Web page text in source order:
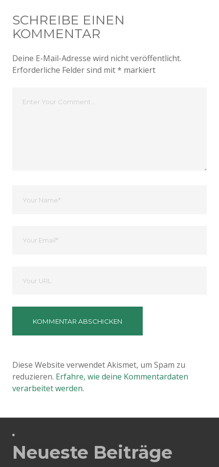
SCHREIBE EINEN
KOMMENTAR
Deine E-Mail-Adresse wird nicht veröffentlicht.
Erforderliche Felder sind mit* markiert
Kommentar
Name
Email
Website
Diese Website verwendet Akismet, um Spam zu
reduzieren. Erfahre, wie deine Kommentardaten
verarbeitet werden.
Neueste Beiträge